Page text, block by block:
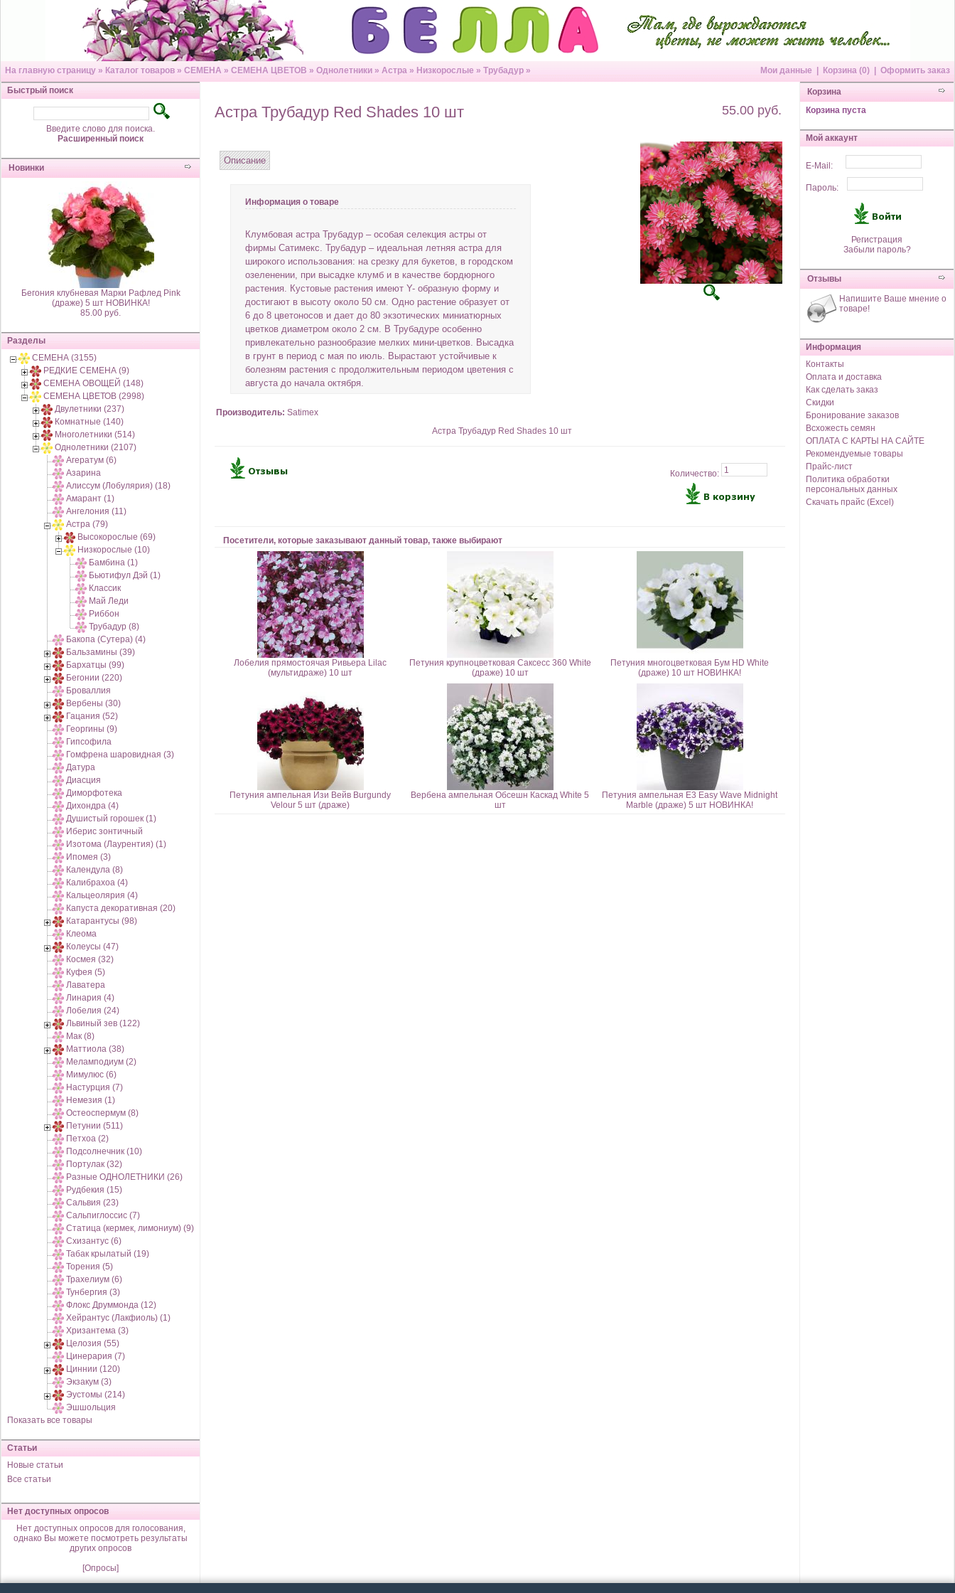
На главную страницу » Каталог товаров » СЕМЕНА » СЕМЕНА ЦВЕТОВ » Однолетники » Астра » Низкорослые » Трубадур » Мои данные Корзина (0)
Оформить заказ
Быстрый поиск
Введите слово для поиска.
Расширенный поиск
Новинки
Бегония клубневая Марки Рафлед Pink
(драже) 5 шт НОВИНКА!
85.00 руб.
Разделы
СЕМЕНА (3155)
РЕДКИЕ СЕМЕНА (9)
СЕМЕНА ОВОЩЕЙ (148)
СЕМЕНА ЦВЕТОВ (2998)
Двулетники (237)
Комнатные (140)
Многолетники (514)
Однолетники (2107)
Агератум (6)
Азарина
Алиссум (Лобулярия) (18)
Амарант (1)
Ангелония (11)
Астра (79)
Высокорослые (69)
Низкорослые (10)
Бамбина (1)
Бьютифул Дэй (1)
Классик
Май Леди
Риббон
Трубадур (8)
Бакопа (Сутера) (4)
Бальзамины (39)
Бархатцы (99)
Бегонии (220)
Броваллия
Вербены (30)
Гацания (52)
Георгины (9)
Гипсофила
Гомфрена шаровидная (3)
Датура
Диасция
Диморфотека
Дихондра (4)
Душистый горошек (1)
Иберис зонтичный
Изотома (Лаурентия) (1)
Ипомея (3)
Календула (8)
Калибрахоа (4)
Кальцеолярия (4)
Капуста декоративная (20)
Катарантусы (98)
Клеома
Колеусы (47)
Космея (32)
Куфея (5)
Лаватера
Линария (4)
Лобелия (24)
Львиный зев (122)
Мак (8)
Маттиола (38)
Меламподиум (2)
Мимулюс (6)
Настурция (7)
Немезия (1)
Остеоспермум (8)
Петунии (511)
Петхоа (2)
Подсолнечник (10)
Портулак (32)
Разные ОДНОЛЕТНИКИ (26)
Рудбекия (15)
Сальвия (23)
Сальпиглоссис (7)
Статица (кермек, лимониум) (9)
Схизантус (6)
Табак крылатый (19)
Торения (5)
Трахелиум (6)
Тунбергия (3)
Флокс Друммонда (12)
Хейрантус (Лакфиоль) (1)
Хризантема (3)
Целозия (55)
Цинерария (7)
Циннии (120)
Экзакум (3)
Эустомы (214)
Эшшольция
Показать все товары
Статьи
Новые статьи
Все статьи
Нет доступных опросов
Нет доступных опросов для голосования,
однако Вы можете посмотреть результаты
других опросов
[Опросы]
Астра Трубадур Red Shades 10 шт 55.00 руб.
Описание
Информация о товаре
Клумбовая астра Трубадур – особая селекция астры от
фирмы Сатимекс. Трубадур – идеальная летняя астра для
широкого использования: на срезку для букетов, в городском
озеленении, при высадке клумб и в качестве бордюрного
растения. Кустовые растения имеют Y- образную форму и
достигают в высоту около 50 см. Одно растение образует от
6 до 8 цветоносов и дает до 80 экзотических миниатюрных
цветков диаметром около 2 см. В Трубадуре особенно
привлекательно разнообразие мелких мини-цветков. Высадка
в грунт в период с мая по июль. Вырастают устойчивые к
болезням растения с продолжительным периодом цветения с
августа до начала октября.
Производитель: Satimex
Астра Трубадур Red Shades 10 шт
Количество:
Посетители, которые заказывают данный товар, также выбирают
Лобелия прямостоячая Ривьера Lilac
(мультидраже) 10 шт
Петуния крупноцветковая Саксесс 360 White
(драже) 10 шт
Петуния многоцветковая Бум HD White
(драже) 10 шт НОВИНКА!
Петуния ампельная Изи Вейв Burgundy
Velour 5 шт (драже)
Вербена ампельная Обсешн Каскад White 5
шт
Петуния ампельная E3 Easy Wave Midnight
Marble (драже) 5 шт НОВИНКА!
Корзина
Корзина пуста
Мой аккаунт
E-Mail:
Пароль:
Регистрация
Забыли пароль?
Отзывы
Напишите Ваше мнение о
товаре!
Информация
Контакты
Оплата и доставка
Как сделать заказ
Скидки
Бронирование заказов
Всхожесть семян
ОПЛАТА С КАРТЫ НА САЙТЕ
Рекомендуемые товары
Прайс-лист
Политика обработки
персональных данных
Скачать прайс (Excel)